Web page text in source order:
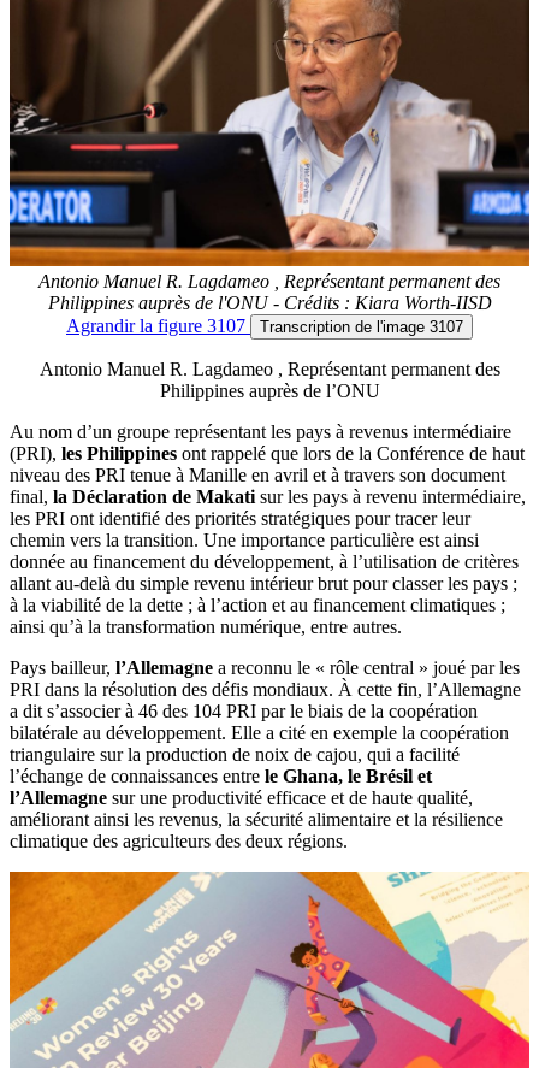
Antonio Manuel R. Lagdameo , Représentant permanent des
Philippines auprès de l'ONU - Crédits : Kiara Worth-IISD
Agrandirla figure 3107 Transcription de l'image 3107
Antonio Manuel R. Lagdameo , Représentant permanent des
Philippines auprès de l’ONU
Au nom d’un groupe représentant les pays à revenus intermédiaire
(PRI), les Philippines ont rappelé que lors de la Conférence de haut
niveau des PRI tenue à Manille en avril et à travers son document
final, la Déclaration de Makati sur les pays à revenu intermédiaire,
les PRI ont identifié des priorités stratégiques pour tracer leur
chemin vers la transition. Une importance particulière est ainsi
donnée au financement du développement, à l’utilisation de critères
allant au-delà du simple revenu intérieur brut pour classer les pays ;
à la viabilité de la dette ; à l’action et au financement climatiques ;
ainsi qu’à la transformation numérique, entre autres.
Pays bailleur, l’Allemagne a reconnu le « rôle central » joué par les
PRI dans la résolution des défis mondiaux. À cette fin, l’Allemagne
a dit s’associer à 46 des 104 PRI par le biais de la coopération
bilatérale au développement. Elle a cité en exemple la coopération
triangulaire sur la production de noix de cajou, qui a facilité
l’échange de connaissances entre le Ghana, le Brésil et
l’Allemagne sur une productivité efficace et de haute qualité,
améliorant ainsi les revenus, la sécurité alimentaire et la résilience
climatique des agriculteurs des deux régions.